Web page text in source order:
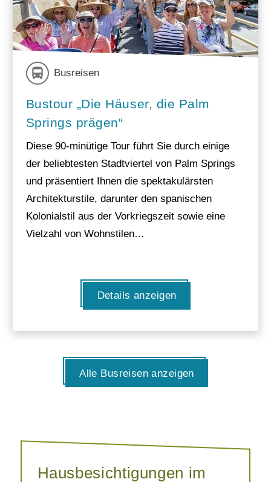
Busreisen
Bustour „Die Häuser, die Palm
Springs prägen“
Diese 90-minütige Tour führt Sie durch einige
der beliebtesten Stadtviertel von Palm Springs
und präsentiert Ihnen die spektakulärsten
Architekturstile, darunter den spanischen
Kolonialstil aus der Vorkriegszeit sowie eine
Vielzahl von Wohnstilen…
Details anzeigen
Alle Busreisen anzeigen
Hausbesichtigungen im